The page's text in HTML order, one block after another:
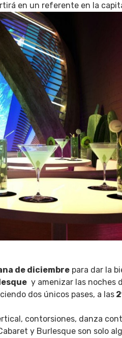
en un referente en la
de diciembre para dar la
y amenizar las noches
dos únicos pases, a las
contorsiones, danza
y Burlesque son solo